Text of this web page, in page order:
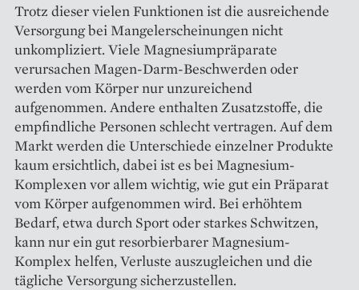
Trotz dieser vielen Funktionen ist die ausreichende
Versorgung bei Mangelerscheinungen nicht
unkompliziert. Viele Magnesiumpräparate
verursachen Magen-Darm-Beschwerden oder
werden vom Körper nur unzureichend
aufgenommen. Andere enthalten Zusatzstoffe, die
empfindliche Personen schlecht vertragen. Auf dem
Markt werden die Unterschiede einzelner Produkte
kaum ersichtlich, dabei ist es bei Magnesium-
Komplexen vor allem wichtig, wie gut ein Präparat
vom Körper aufgenommen wird. Bei erhöhtem
Bedarf, etwa durch Sport oder starkes Schwitzen,
kann nur ein gut resorbierbarer Magnesium-
Komplex helfen, Verluste auszugleichen und die
tägliche Versorgung sicherzustellen.